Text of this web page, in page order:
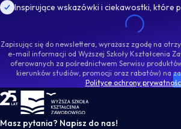
Inspirujące wskazówki i ciekawostki, które
Zapisując się do newslettera, wyrażasz zgodę na
e-mail informacji od Wyższej Szkoły Kształcenia
oferowanych za pośrednictwem Serwisu
kierunków studiów, promocji oraz rabatów) na
Polityce ochrony
WSKZ - strona główna
Masz pytania? Napisz do nas!